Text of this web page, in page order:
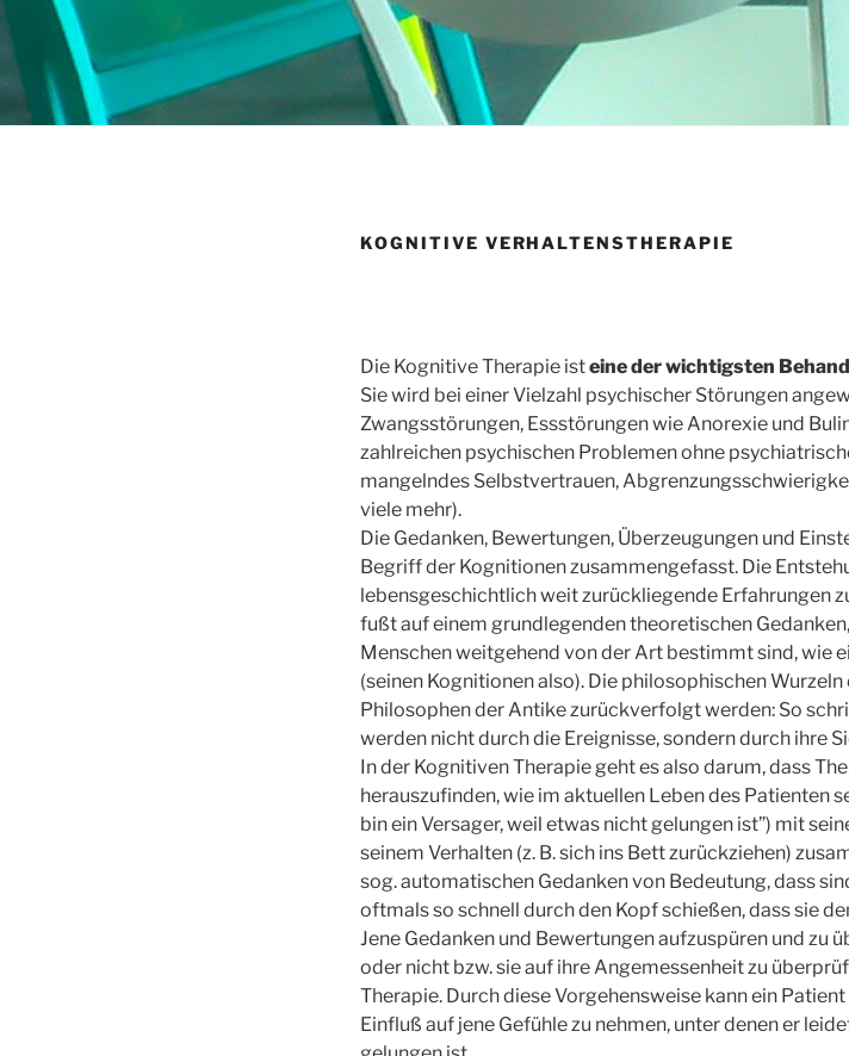
KOGNITIVE VERHALTENSTHERAPIE
Die Kognitive Therapie isteine der wichtigsten
Sie wird bei einer Vielzahl psychischer Störungen
Zwangsstörungen, Essstörungen wie Anorexie und
zahlreichen psychischen Problemen ohne
mangelndes Selbstvertrauen,
viele mehr).
Die Gedanken, Bewertungen, Überzeugungen und
Begriff der Kognitionen zusammengefasst. Die
lebensgeschichtlich weit zurückliegende Erfahrungen
fußt auf einem grundlegenden theoretischen
Menschen weitgehend von der Art bestimmt sind, wie
(seinen Kognitionen also). Die philosophischen
Philosophen der Antike zurückverfolgt werden: So
werden nicht durch die Ereignisse, sondern durch ihre
In der Kognitiven Therapie geht es also darum, dass
herauszufinden, wie im aktuellen Leben des Patienten
bin ein Versager, weil etwas nicht gelungen ist”) mit
seinem Verhalten (z. B. sich ins Bett zurückziehen)
sog. automatischen Gedanken von Bedeutung, dass
oftmals so schnell durch den Kopf schießen, dass sie
Jene Gedanken und Bewertungen aufzuspüren und zu
oder nicht bzw. sie auf ihre Angemessenheit zu
Therapie. Durch diese Vorgehensweise kann ein
Einfluß auf jene Gefühle zu nehmen, unter denen er